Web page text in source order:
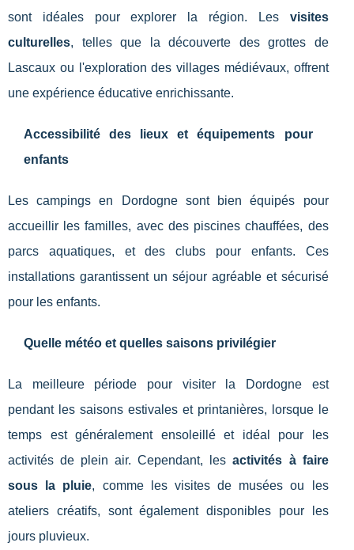
sont idéales pour explorer la région. Les visites
culturelles, telles que la découverte des grottes de
Lascaux ou l'exploration des villages médiévaux, offrent
une expérience éducative enrichissante.
Accessibilité des lieux et équipements pour
enfants
Les campings en Dordogne sont bien équipés pour
accueillir les familles, avec des piscines chauffées, des
parcs aquatiques, et des clubs pour enfants. Ces
installations garantissent un séjour agréable et sécurisé
pour les enfants.
Quelle météo et quelles saisons privilégier
La meilleure période pour visiter la Dordogne est
pendant les saisons estivales et printanières, lorsque le
temps est généralement ensoleillé et idéal pour les
activités de plein air. Cependant, lesactivités à faire
sous la pluie, comme les visites de musées ou les
ateliers créatifs, sont également disponibles pour les
jours pluvieux.